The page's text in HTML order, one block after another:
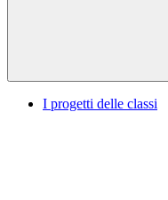
I progetti delle classi